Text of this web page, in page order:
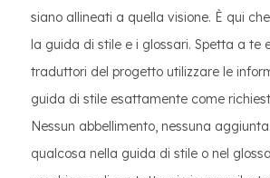
siano allineati a quella visione. È qui
la guida di stile e i glossari. Spetta a te
traduttori del progetto utilizzare le
guida di stile esattamente come
Nessun abbellimento, nessuna
qualcosa nella guida di stile o nel